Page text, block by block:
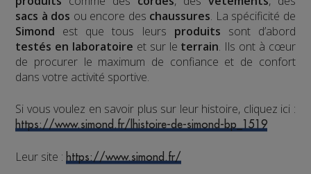
sacs à dos ou encore des chaussures. La spécificité de
Simond est que tous leurs produits sont d’abord
testés en laboratoire et sur le terrain. Ils ont à cœur
de procurer le maximum de confiance et de confort
dans votre activité sportive.
Si vous voulez en savoir plus sur leur histoire, cliquez ici :
https://www.simond.fr/lhistoire-de-simond-bp_1519
Leur site : https://www.simond.fr/